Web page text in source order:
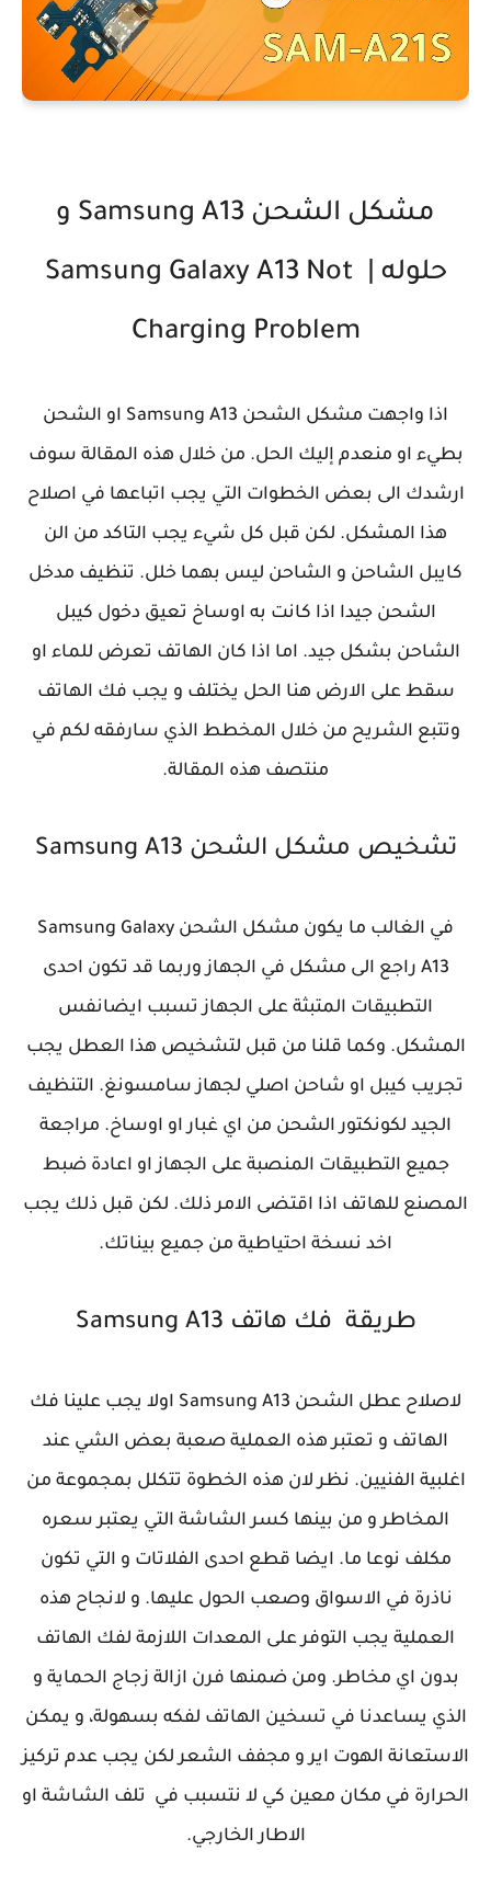
مشكل الشحن Samsung A13 و
حلوله | Samsung Galaxy A13 Not
Charging Problem
اذا واجهت مشكل الشحن Samsung A13 او الشحن
بطيء او منعدم إليك الحل. من خلال هذه المقالة سوف
ارشدك الى بعض الخطوات التي يجب اتباعها في اصلاح
هذا المشكل. لكن قبل كل شيء يجب التاكد من الن
كايبل الشاحن و الشاحن ليس بهما خلل. تنظيف مدخل
الشحن جيدا اذا كانت به اوساخ تعيق دخول كيبل
الشاحن بشكل جيد. اما اذا كان الهاتف تعرض للماء او
سقط على الارض هنا الحل يختلف و يجب فك الهاتف
وتتبع الشريح من خلال المخطط الذي سارفقه لكم في
منتصف هذه المقالة.
تشخيص مشكل الشحن Samsung A13
في الغالب ما يكون مشكل الشحن Samsung Galaxy
A13 راجع الى مشكل في الجهاز وربما قد تكون احدى
التطبيقات المتبثة على الجهاز تسبب ايضانفس
المشكل. وكما قلنا من قبل لتشخيص هذا العطل يجب
تجريب كيبل او شاحن اصلي لجهاز سامسونغ. التنظيف
الجيد لكونكتور الشحن من اي غبار او اوساخ. مراجعة
جميع التطبيقات المنصبة على الجهاز او اعادة ضبط
المصنع للهاتف اذا اقتضى الامر ذلك. لكن قبل ذلك يجب
اخد نسخة احتياطية من جميع بيناتك.
طريقة فك هاتف Samsung A13
لاصلاح عطل الشحن Samsung A13 اولا يجب علينا فك
الهاتف و تعتبر هذه العملية صعبة بعض الشي عند
اغلبية الفنيين. نظر لان هذه الخطوة تتكلل بمجموعة من
المخاطر و من بينها كسر الشاشة التي يعتبر سعره
مكلف نوعا ما. ايضا قطع احدى الفلاتات و التي تكون
ناذرة في الاسواق وصعب الحول عليها. و لانجاح هذه
العملية يجب التوفر على المعدات اللازمة لفك الهاتف
بدون اي مخاطر. ومن ضمنها فرن ازالة زجاج الحماية و
الذي يساعدنا في تسخين الهاتف لفكه بسهولة، و يمكن
الاستعانة الهوت اير و مجفف الشعر لكن يجب عدم تركيز
الحرارة في مكان معين كي لا نتسبب في تلف الشاشة او
الاطار الخارجي.